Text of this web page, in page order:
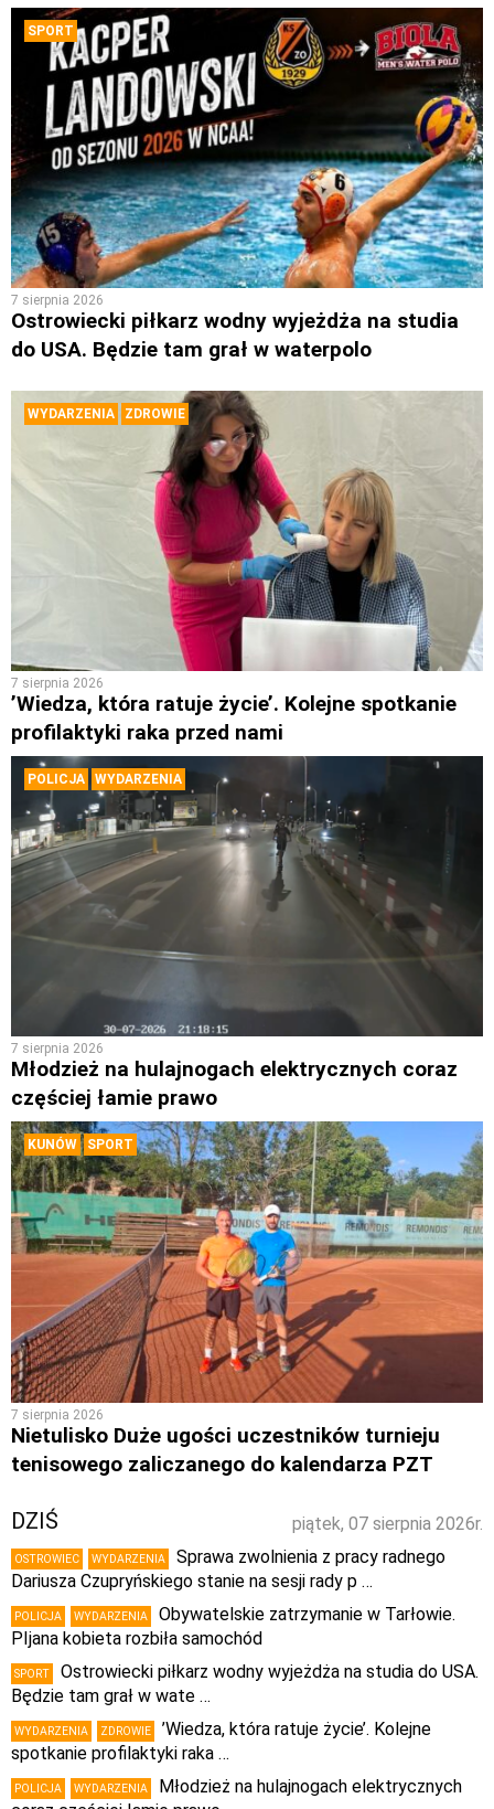
SPORT
7 sierpnia 2026
Ostrowiecki piłkarz wodny wyjeżdża na studia
do USA. Będzie tam grał w waterpolo
WYDARZENIA ZDROWIE
7 sierpnia 2026
’Wiedza, która ratuje życie’. Kolejne spotkanie
profilaktyki raka przed nami
POLICJA WYDARZENIA
7 sierpnia 2026
Młodzież na hulajnogach elektrycznych coraz
częściej łamie prawo
KUNÓW SPORT
7 sierpnia 2026
Nietulisko Duże ugości uczestników turnieju
tenisowego zaliczanego do kalendarza PZT
piątek, 07 sierpnia 2026r.
DZIŚ
OSTROWIEC WYDARZENIA
Sprawa zwolnienia z pracy radnego
Dariusza Czupryńskiego stanie na sesji rady p …
POLICJA WYDARZENIA
Obywatelskie zatrzymanie w Tarłowie.
PIjana kobieta rozbiła samochód
SPORT
Ostrowiecki piłkarz wodny wyjeżdża na studia do USA.
Będzie tam grał w wate …
WYDARZENIA ZDROWIE
’Wiedza, która ratuje życie’. Kolejne
spotkanie profilaktyki raka …
POLICJA WYDARZENIA
Młodzież na hulajnogach elektrycznych